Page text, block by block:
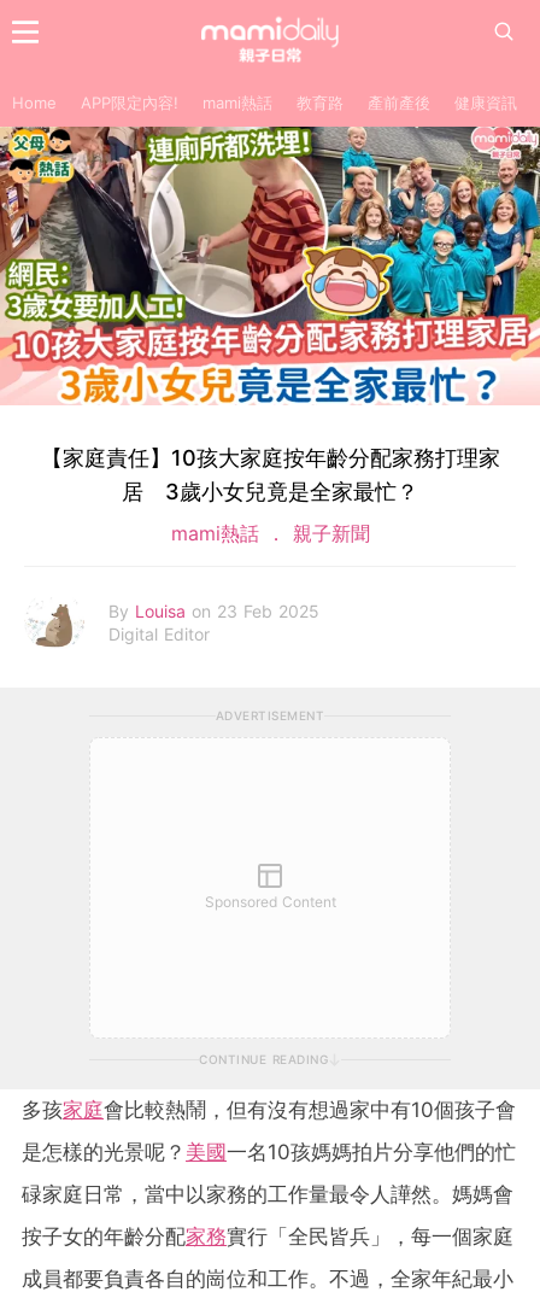
Home APP限定內容! mami熱話 教育路 產前產後 健康資訊
【家庭責任】10孩大家庭按年齡分配家務打理家
居 3歲小女兒竟是全家最忙？
mami熱話 親子新聞
By Louisa on 23 Feb 2025
Digital Editor
ADVERTISEMENT
Sponsored Content
CONTINUE READING
多孩家庭會比較熱鬧，但有沒有想過家中有10個孩子會
是怎樣的光景呢？ 美國一名10孩媽媽拍片分享他們的忙
碌家庭日常，當中以家務的工作量最令人譁然。媽媽會
按子女的年齡分配家務實行「全民皆兵」，每一個家庭
成員都要負責各自的崗位和工作。不過，全家年紀最小